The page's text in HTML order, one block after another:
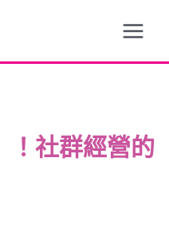
！社群經營的